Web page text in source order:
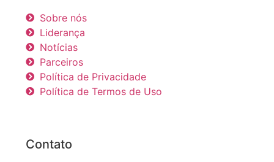
Sobre nós
Liderança
Notícias
Parceiros
Política de Privacidade
Política de Termos de Uso
Contato